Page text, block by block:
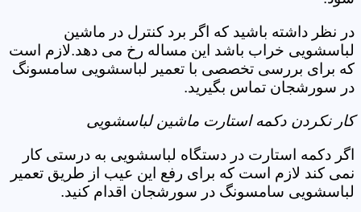
در نظر داشته باشید که اگر برد کنترل در ماشین
لباسشویی خراب باشد این مساله رخ می دهد.لازم است
که برای بررسی تخصصی با تعمیر لباسشویی سامسونگ
در سورشجان تماس بگیرید.
کار نکردن دکمه استارت ماشین لباسشویی
اگر دکمه استارت در دستگاه لباسشویی به درستی کار
نمی کند لازم است که برای رفع این عیب از طریق تعمیر
لباسشویی سامسونگ در سورشجان اقدام کنید.